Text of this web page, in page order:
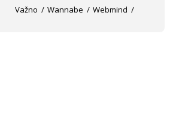
Važno
Wannabe Webmind